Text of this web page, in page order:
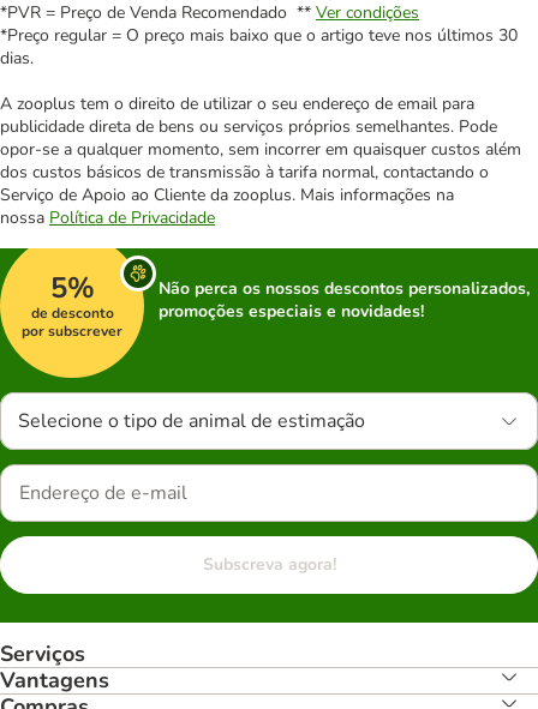
*PVR = Preço de Venda Recomendado ** Ver condições
*Preço regular = O preço mais baixo que o artigo teve nos últimos 30
dias.
A zooplus tem o direito de utilizar o seu endereço de email para
publicidade direta de bens ou serviços próprios semelhantes. Pode
opor-se a qualquer momento, sem incorrer em quaisquer custos além
dos custos básicos de transmissão à tarifa normal, contactando o
Serviço de Apoio ao Cliente da zooplus. Mais informações na
nossa Política de Privacidade
5%
de desconto
por subscrever
Não perca os nossos descontos personalizados,
promoções especiais e novidades!
Selecione o tipo de animal de estimação
Subscreva agora!
Serviços
Vantagens